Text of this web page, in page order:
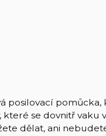
posilovací pomůcka,
se dovnitř
dělat, ani